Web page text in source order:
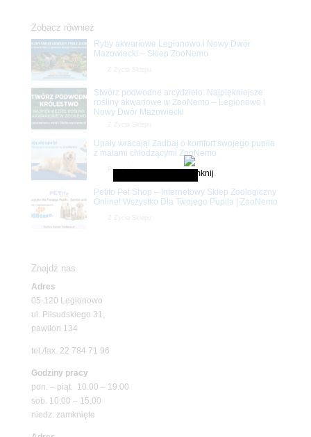
Zobacz również
Ryby akwariowe Legionowo i Nowy Dwór
Mazowiecki – Sklep ZooNemo
Stwórz podwodne arcydzieło: Najpiękniejsze
rośliny akwariowe w ZooNemo – Legionowo i
Nowy Dwór Mazowiecki
Promocje
Upały wracają! Zadbaj o komfort swojego pupila
z matami chłodzącymi ZooNemo
Petito Pet Shop – Internetowy Sklep Zoologiczny
Online! Wszystko Dla Twojego Pupila | ZooNemo
Znajdź nas
Adres
05-120 Legionowo
ul. Piłsudskiego 31,
pawilon 134
tel./fax. 22 784 71 96
Godziny pracy
pon. – piąt. 10.00 – 19.00
sob. 10.00 – 15.00
niedz. zamknięte